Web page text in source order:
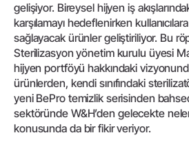
gelişiyor. Bireysel hijyen iş
karşılamayı hedeflenirken
sağlayacak ürünler geliştiriliyor. Bu
Sterilizasyon yönetim kurulu üyesi
hijyen portföyü hakkındaki
ürünlerden, kendi sınıfındaki
yeni BePro temizlik serisinden
sektöründe W&H’den gelecekte
konusunda da bir fikir veriyor.